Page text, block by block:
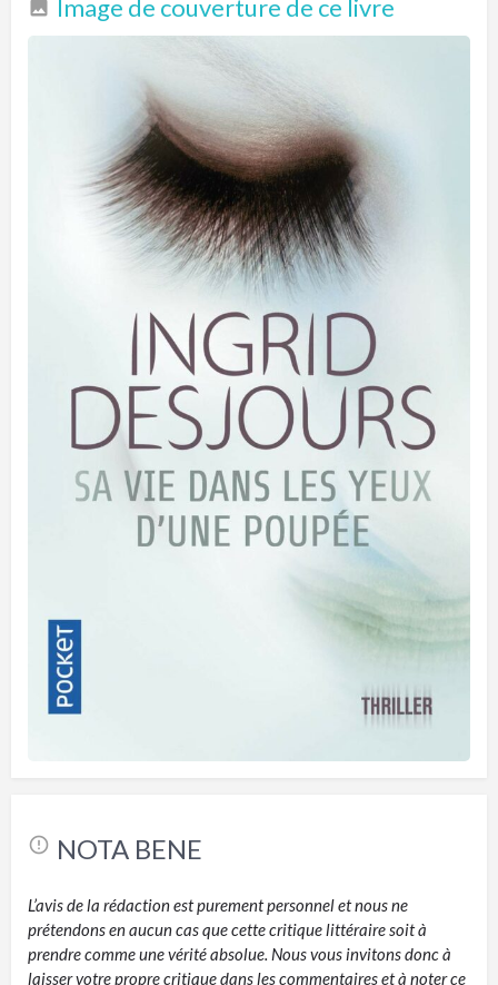
Image de couverture de ce livre
NOTA BENE
L’avis de la rédaction est purement personnel et nous ne
prétendons en aucun cas que cette critique littéraire soit à
prendre comme une vérité absolue. Nous vous invitons donc à
laisser votre propre critique dans les commentaires et à noter ce